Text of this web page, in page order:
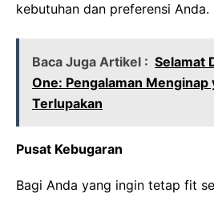
kebutuhan dan preferensi Anda.
Baca Juga Artikel : Selamat
One: Pengalaman Menginap
Terlupakan
Pusat Kebugaran
Bagi Anda yang ingin tetap fit